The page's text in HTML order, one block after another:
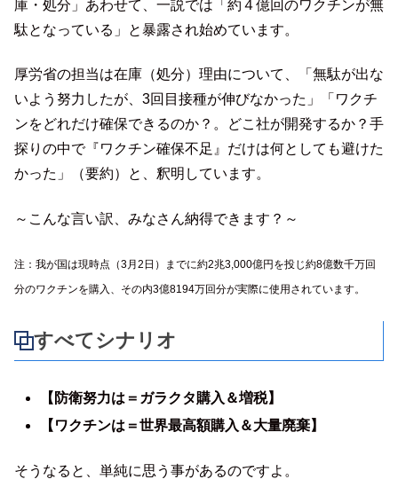
庫・処分」あわせて、一説では「約４億回のワクチンが無
駄となっている」と暴露され始めています。
厚労省の担当は在庫（処分）理由について、「無駄が出な
いよう努力したが、3回目接種が伸びなかった」「ワクチ
ンをどれだけ確保できるのか？。どこ社が開発するか？手
探りの中で『ワクチン確保不足』だけは何としても避けた
かった」（要約）と、釈明しています。
～こんな言い訳、みなさん納得できます？～
注：我が国は現時点（3月2日）までに約2兆3,000億円を投じ約8億数千万回
分のワクチンを購入、その内3億8194万回分が実際に使用されています。
すべてシナリオ
【防衛努力は＝ガラクタ購入＆増税】
【ワクチンは＝世界最高額購入＆大量廃棄】
そうなると、単純に思う事があるのですよ。